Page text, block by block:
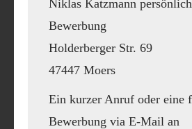
Niklas Katzmann persönlich
Bewerbung
Holderberger Str. 69
47447 Moers
Ein kurzer Anruf oder eine
Bewerbung via E-Mail an